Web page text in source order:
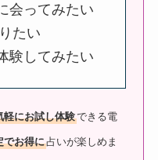
会ってみたい
たい
験してみたい
軽にお試し体験できる電
でお得に占いが楽しめま